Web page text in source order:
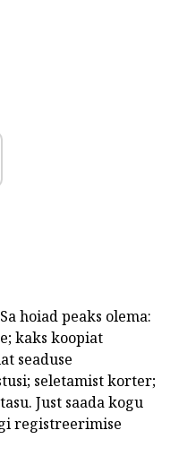
hoiad peaks olema:
kaks koopiat
seaduse
seletamist korter;
Just saada kogu
registreerimise